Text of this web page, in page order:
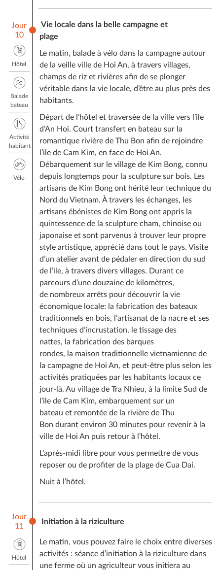
Jour
10
Vie locale dans la belle campagne et
plage
Le matin, balade à vélo dans la campagne autour
de la veille ville de Hoi An, à travers villages,
champs de riz et rivières afin de se plonger
véritable dans la vie locale, d’être au plus près des
habitants.
Départ de l’hôtel et traversée de la ville vers l’ile
d’An Hoi. Court transfert en bateau sur la
romantique rivière de Thu Bon afin de rejoindre
l’ile de Cam Kim, en face de Hoi An.
Débarquement sur le village de Kim Bong, connu
depuis longtemps pour la sculpture sur bois. Les
artisans de Kim Bong ont hérité leur technique du
Nord du Vietnam. À travers les échanges, les
artisans ébénistes de Kim Bong ont appris la
quintessence de la sculpture cham, chinoise ou
japonaise et sont parvenus à trouver leur propre
style artistique, apprécié dans tout le pays. Visite
d’un atelier avant de pédaler en direction du sud
de l’ile, à travers divers villages. Durant ce
parcours d’une douzaine de kilomètres,
de nombreux arrêts pour découvrir la vie
économique locale: la fabrication des bateaux
traditionnels en bois, l’artisanat de la nacre et ses
techniques d’incrustation, le tissage des
nattes, la fabrication des barques
rondes, la maison traditionnelle vietnamienne de
la campagne de Hoi An, et peut-être plus selon les
activités pratiquées par les habitants locaux ce
jour-là. Au village de Tra Nhieu, à la limite Sud de
l’ile de Cam Kim, embarquement sur un
bateau et remontée de la rivière de Thu
Bon durant environ 30 minutes pour revenir à la
ville de Hoi An puis retour à l’hôtel.
L’après-midi libre pour vous permettre de vous
reposer ou de profiter de la plage de Cua Dai.
Nuit à l’hôtel.
Hôtel
Balade
bateau
Activité
habitant
Vélo
Jour
11
Initiation à la riziculture
Le matin, vous pouvez faire le choix entre diverses
activités : séance d’initiation à la riziculture dans
une ferme où un agriculteur vous initiera au
Hôtel